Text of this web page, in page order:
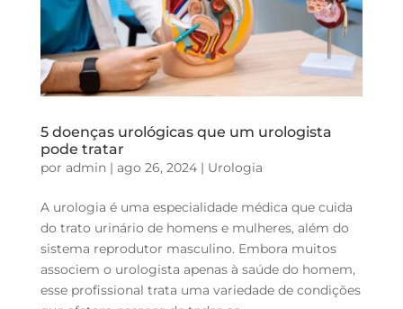
5 doenças urológicas que um urologista
pode tratar
por admin| ago 26, 2024| Urologia
A urologia é uma especialidade médica que cuida
do trato urinário de homens e mulheres, além do
sistema reprodutor masculino. Embora muitos
associem o urologista apenas à saúde do homem,
esse profissional trata uma variedade de condições